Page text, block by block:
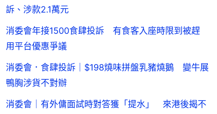
訴、涉款2.1萬元
消委會年接1500食肆投訴 有食客入座時限到被趕
用平台優惠爭議
消委會．食肆投訴｜$198燒味拼盤乳豬燒鵝 變牛展
鴨胸涉貨不對辦
消委會｜有外傭面試時對答獲「提水」 來港後揭不